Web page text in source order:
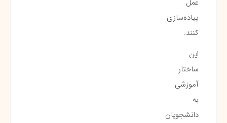
پیاده‌سازی
کنند.
این
ساختار
آموزشی
به
دانشجویان